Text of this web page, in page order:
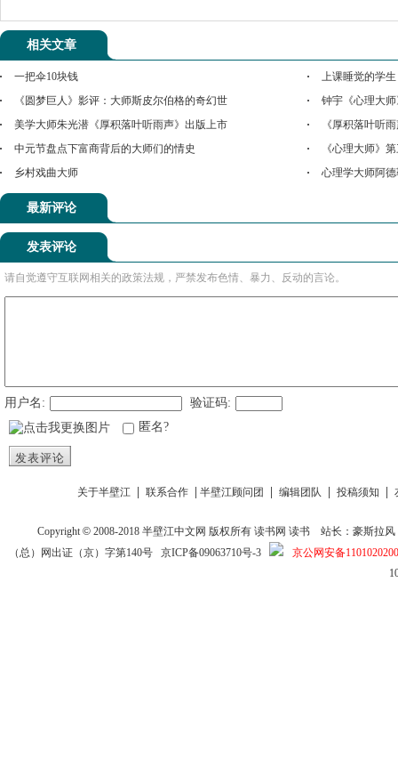
相关文章
一把伞10块钱
上课睡觉的学生
《圆梦巨人》影评：大师斯皮尔伯格的奇幻世
钟宇《心理大
美学大师朱光潜《厚积落叶听雨声》出版上市
《厚积落叶听
中元节盘点下富商背后的大师们的情史
《心理大师》
乡村戏曲大师
心理学大师阿
最新评论
发表评论
请自觉遵守互联网相关的政策法规，严禁发布色情、暴力、反动的言论。
用户名:
验证码:
匿名?
发表评论
关于半壁江 联系合作 半壁江顾问团 编辑团队 投稿须知
Copyright © 2008-2018半壁江中文网 版权所有读书网 读书
站长：豪斯拉风
（总）网出证（京）字第140号 京ICP备09063710号-3
京公网安备